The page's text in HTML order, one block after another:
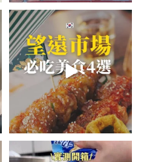
\🇰🇷韓國望遠市場4家必吃美食
😋/
💭留言「望遠市場」傳地址給你
364 61
\🇯🇵日本爆紅!超商版Affogato
🍨☕️/